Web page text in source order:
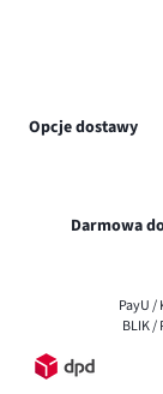
Opcje dostawy
Darmowa
PayU /
BLIK /